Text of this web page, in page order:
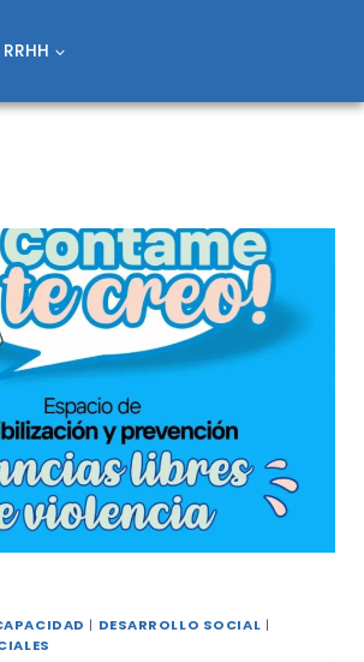
RRHH
| DESARROLLO SOCIAL |